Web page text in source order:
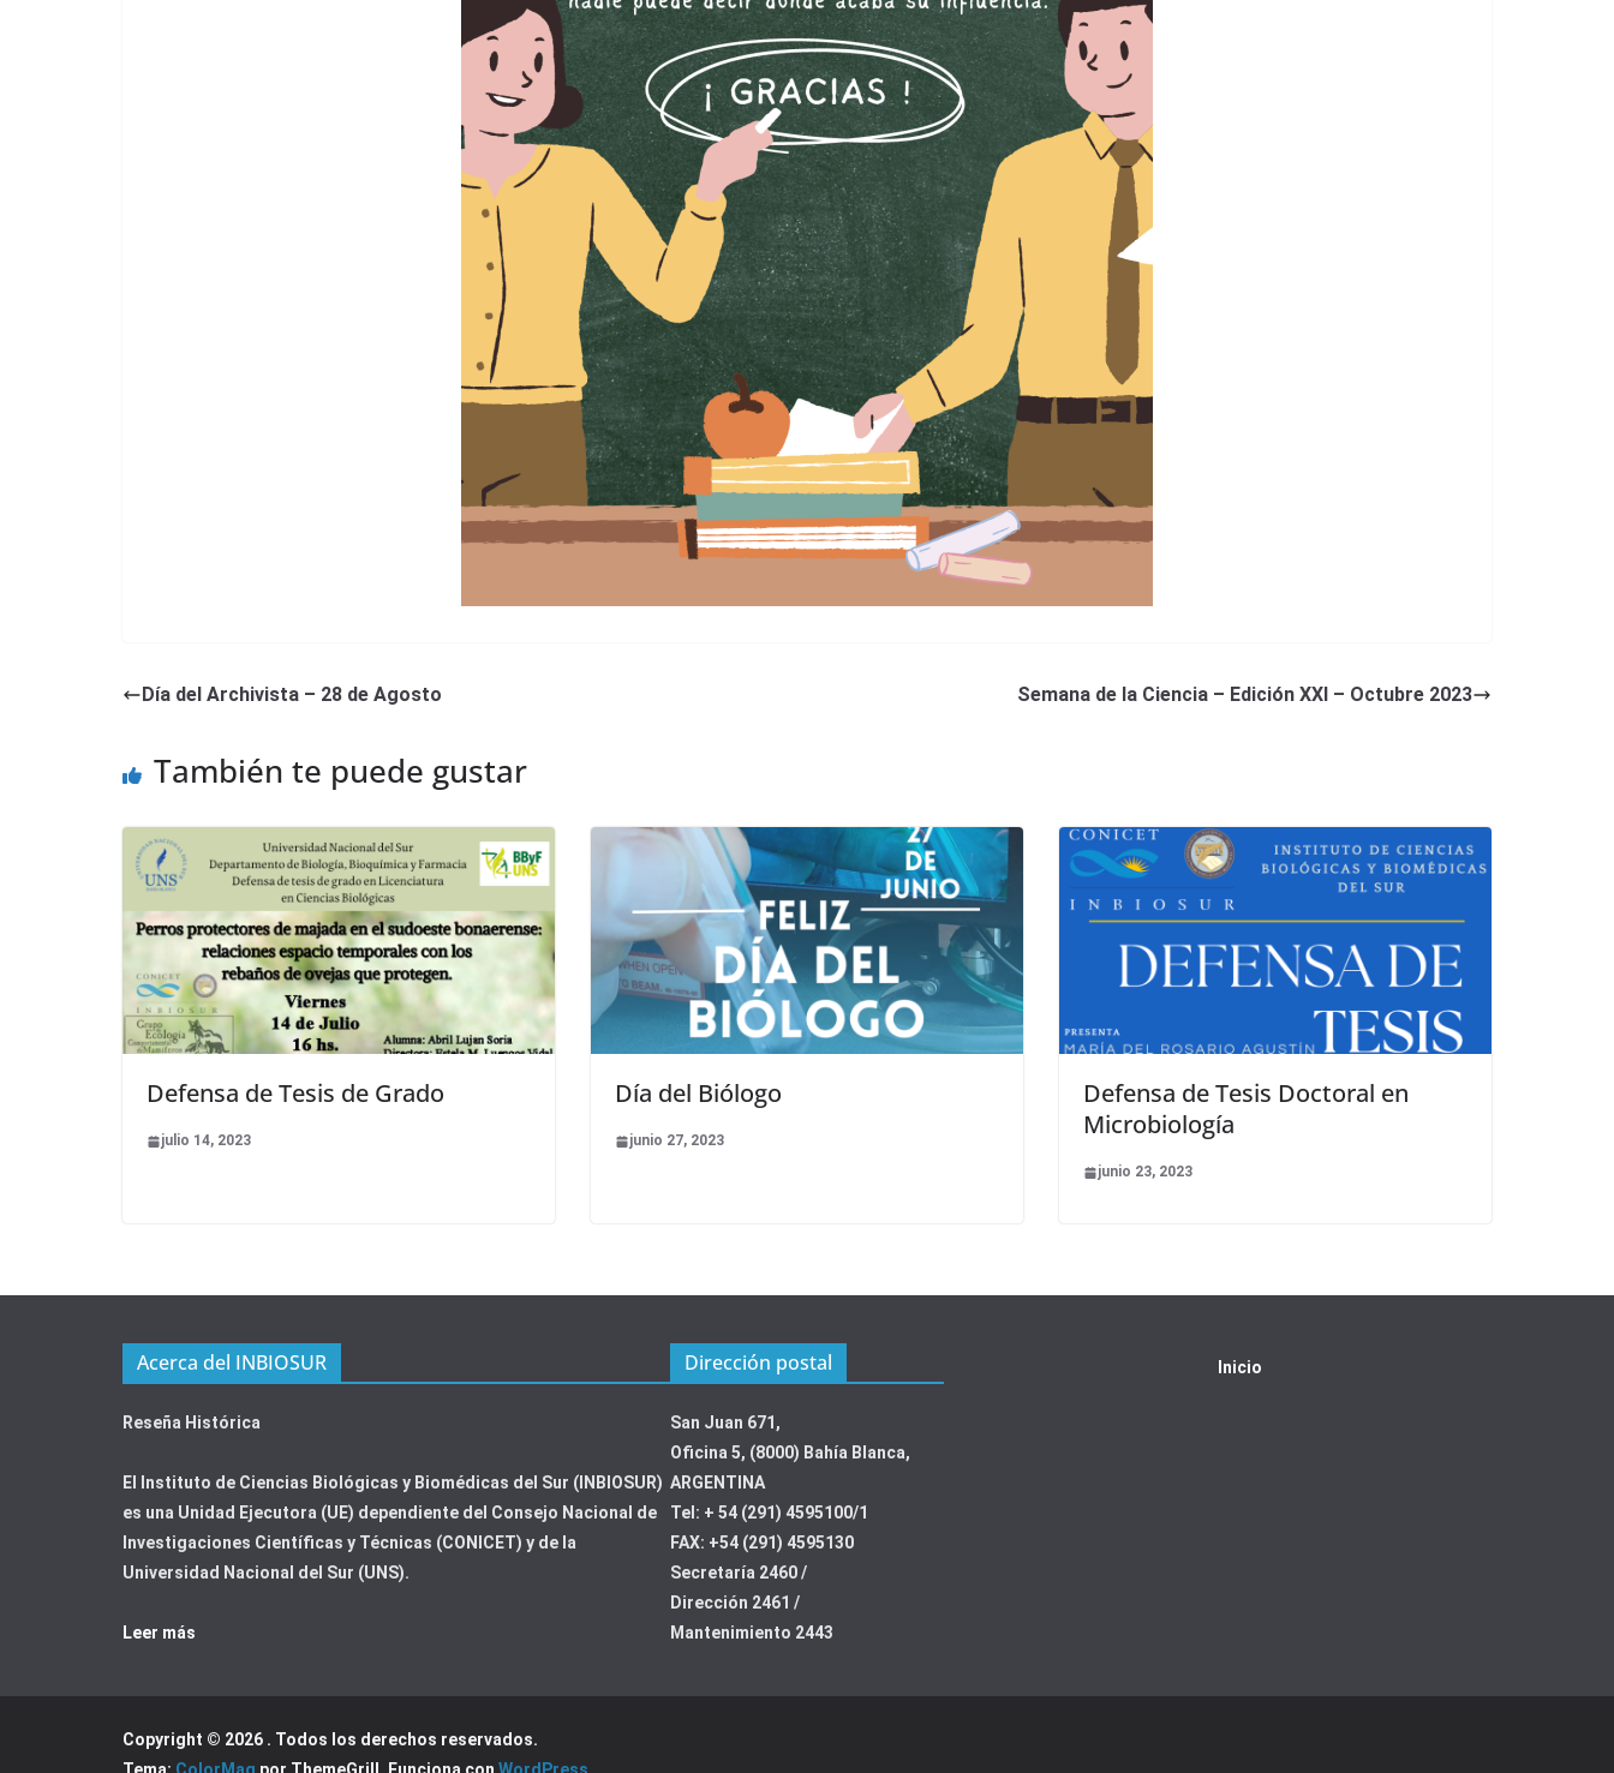
Día del Archivista – 28 de Agosto Semana de la Ciencia – Edición XXI – Octubre 2023
También te puede gustar
Defensa de Tesis de Grado
julio 14, 2023
Día del Biólogo
junio 27, 2023
Defensa de Tesis Doctoral en
Microbiología
junio 23, 2023
Acerca del INBIOSUR
Reseña Histórica
El Instituto de Ciencias Biológicas y Biomédicas del Sur (INBIOSUR)
es una Unidad Ejecutora (UE) dependiente del Consejo Nacional de
Investigaciones Científicas y Técnicas (CONICET) y de la
Universidad Nacional del Sur (UNS).
Leer más
Dirección postal
San Juan 671,
Oficina 5, (8000) Bahía Blanca,
ARGENTINA
Tel: + 54 (291) 4595100/1
FAX: +54 (291) 4595130
Secretaría 2460 /
Dirección 2461 /
Mantenimiento 2443
Inicio
Copyright © 2026 . Todos los derechos reservados.